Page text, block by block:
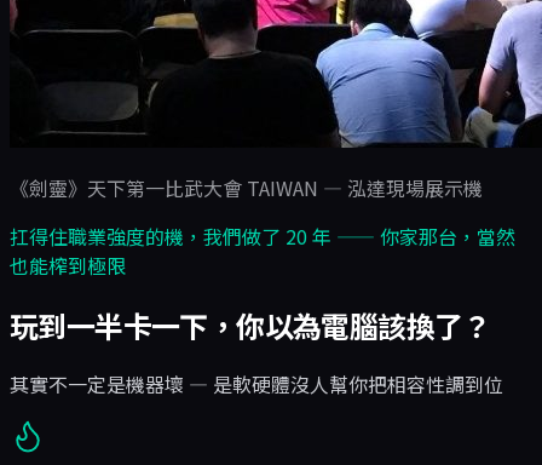
《劍靈》天下第一比武大會 TAIWAN — 泓達現場展示機
扛得住職業強度的機，我們做了 20 年 —— 你家那台，當然
也能榨到極限
玩到一半卡一下，你以為電腦該換了？
其實不一定是機器壞 — 是軟硬體沒人幫你把相容性調到位